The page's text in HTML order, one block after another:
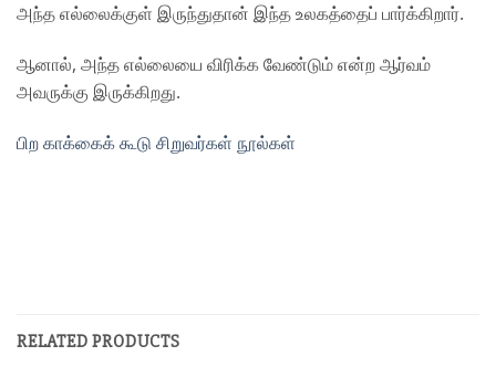
அந்த எல்லைக்குள் இருந்துதான் இந்த உலகத்தைப் பார்க்கிறார்.
ஆனால், அந்த எல்லையை விரிக்க வேண்டும் என்ற ஆர்வம்
அவருக்கு இருக்கிறது.
பிற காக்கைக் கூடு சிறுவர்கள் நூல்கள்
RELATED PRODUCTS